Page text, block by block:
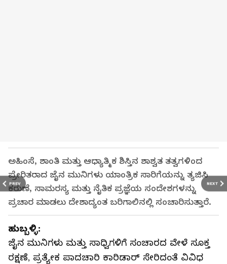
PREV NEXT
ಅಹಿಂಸೆ, ಶಾಂತಿ ಮತ್ತು ಆಧ್ಯಾತ್ಮಿಕ ಶಿಸ್ತಿನ ಶಾಶ್ವತ ತತ್ವಗಳಿಂದ
ಪ್ರೇರಿತರಾದ ಜೈನ ಮುನಿಗಳು ಯಾಂತ್ರಿಕ ಸಾರಿಗೆಯನ್ನು ತ್ಯಜಿಸಿ
ಕರುಣೆ, ಸಾಮರಸ್ಯ ಮತ್ತು ನೈತಿಕ ಪ್ರಜ್ಞೆಯ ಸಂದೇಶಗಳನ್ನು
ಪ್ರಚಾರ ಮಾಡಲು ದೇಶಾದ್ಯಂತ ಬರಿಗಾಲಿನಲ್ಲಿ ಸಂಚಾರಿಸುತ್ತಾರೆ.
ಹುಬ್ಬಳ್ಳಿ:
ಜೈನ ಮುನಿಗಳು ಮತ್ತು ಸಾಧ್ವಿಗಳಿಗೆ ಸಂಚಾರದ ವೇಳೆ ಸೂಕ್ತ
ರಕ್ಷಣೆ, ಪ್ರತ್ಯೇಕ ಪಾದಚಾರಿ ಕಾರಿಡಾರ್ ಸೇರಿದಂತೆ ವಿವಿಧ